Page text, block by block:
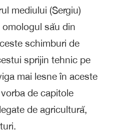
mediului (Sergiu)
său din
schimburi de
sprijin tehnic pe
mai lesne în aceste
de capitole
de agricultură,